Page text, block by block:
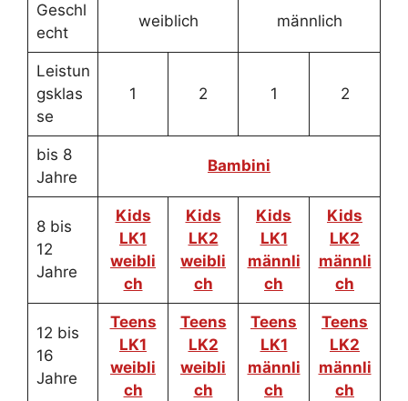
Geschl
echt
weiblich männlich
Leistun
gsklas
se
1 2 1 2
bis 8
Jahre
Bambini
8 bis
12
Jahre
Kids
LK1
weibli
ch
Kids
LK2
weibli
ch
Kids
LK1
männli
ch
Kids
LK2
männli
ch
12 bis
16
Jahre
Teens
LK1
weibli
ch
Teens
LK2
weibli
ch
Teens
LK1
männli
ch
Teens
LK2
männli
ch